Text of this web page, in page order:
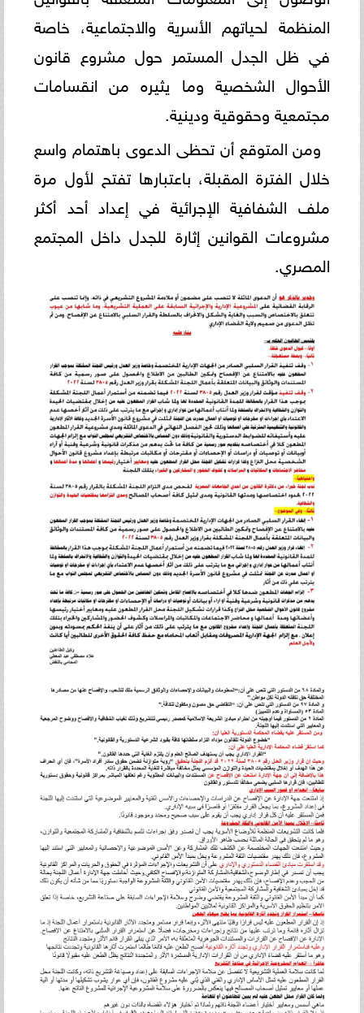
المنظمة لحياتهم الأسرية والاجتماعية، خاصة
في ظل الجدل المستمر حول مشروع قانون
الأحوال الشخصية وما يثيره من انقسامات
مجتمعية وحقوقية ودينية.
ومن المتوقع أن تحظى الدعوى باهتمام واسع
خلال الفترة المقبلة، باعتبارها تفتح لأول مرة
ملف الشفافية الإجرائية في إعداد أحد أكثر
مشروعات القوانين إثارة للجدل داخل المجتمع
المصري.